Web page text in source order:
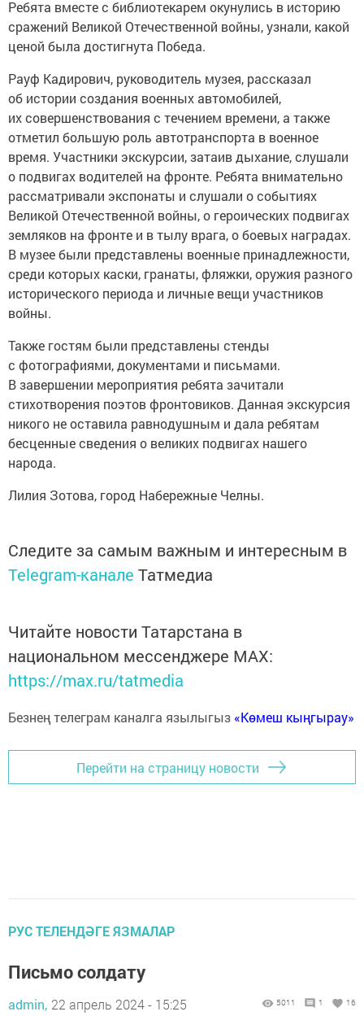
Ребята вместе с библиотекарем окунулись в историю
сражений Великой Отечественной войны, узнали, какой
ценой была достигнута Победа.
Рауф Кадирович, руководитель музея, рассказал
об истории создания военных автомобилей,
их совершенствования с течением времени, а также
отметил большую роль автотранспорта в военное
время. Участники экскурсии, затаив дыхание, слушали
о подвигах водителей на фронте. Ребята внимательно
рассматривали экспонаты и слушали о событиях
Великой Отечественной войны, о героических подвигах
земляков на фронте и в тылу врага, о боевых наградах.
В музее были представлены военные принадлежности,
среди которых каски, гранаты, фляжки, оружия разного
исторического периода и личные вещи участников
войны.
Также гостям были представлены стенды
с фотографиями, документами и письмами.
В завершении мероприятия ребята зачитали
стихотворения поэтов фронтовиков. Данная экскурсия
никого не оставила равнодушным и дала ребятам
бесценные сведения о великих подвигах нашего
народа.
Лилия Зотова, город Набережные Челны.
Следите за самым важным и интересным в
Telegram-канале Татмедиа
Читайте новости Татарстана в
национальном мессенджере MАХ:
https://max.ru/tatmedia
Безнең телеграм каналга язылыгыз «Көмеш кыңгырау»
Перейти на страницу новости
РУС ТЕЛЕНДӘГЕ ЯЗМАЛАР
Письмо солдату
admin, 22 апрель 2024 - 15:25 5011 1 16